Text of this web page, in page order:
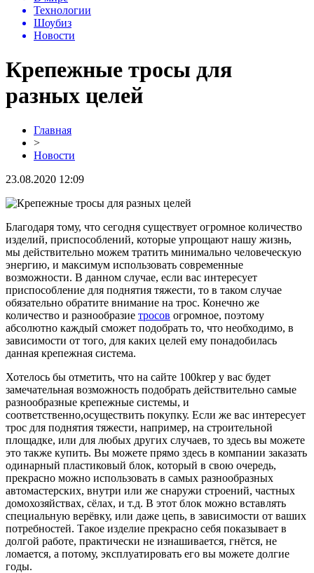
Технологии
Шоубиз
Новости
Крепежные тросы для
разных целей
Главная
>
Новости
23.08.2020 12:09
Благодаря тому, что сегодня существует огромное количество
изделий, приспособлений, которые упрощают нашу жизнь,
мы действительно можем тратить минимально человеческую
энергию, и максимум использовать современные
возможности. В данном случае, если вас интересует
приспособление для поднятия тяжести, то в таком случае
обязательно обратите внимание на трос. Конечно же
количество и разнообразие тросов огромное, поэтому
абсолютно каждый сможет подобрать то, что необходимо, в
зависимости от того, для каких целей ему понадобилась
данная крепежная система.
Хотелось бы отметить, что на сайте 100krep у вас будет
замечательная возможность подобрать действительно самые
разнообразные крепежные системы, и
соответственно,осуществить покупку. Если же вас интересует
трос для поднятия тяжести, например, на строительной
площадке, или для любых других случаев, то здесь вы можете
это также купить. Вы можете прямо здесь в компании заказать
одинарный пластиковый блок, который в свою очередь,
прекрасно можно использовать в самых разнообразных
автомастерских, внутри или же снаружи строений, частных
домохозяйствах, сёлах, и т.д. В этот блок можно вставлять
специальную верёвку, или даже цепь, в зависимости от ваших
потребностей. Такое изделие прекрасно себя показывает в
долгой работе, практически не изнашивается, гнётся, не
ломается, а потому, эксплуатировать его вы можете долгие
годы.